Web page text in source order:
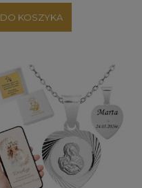
DO KOSZYKA